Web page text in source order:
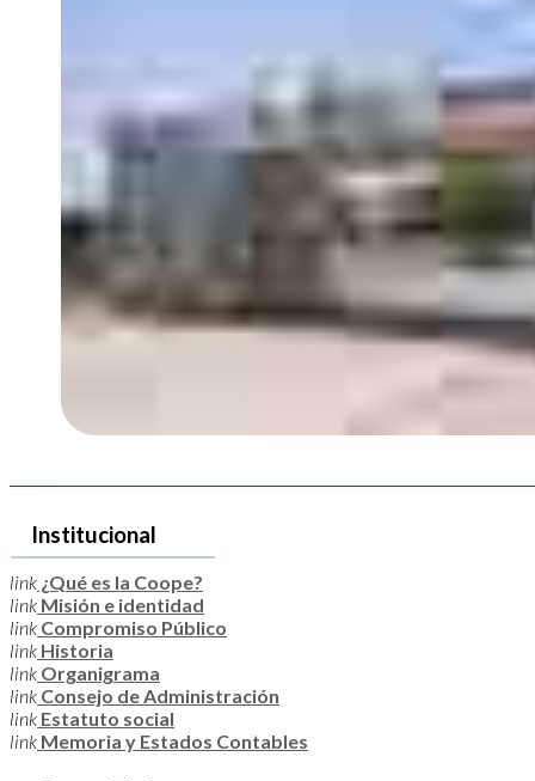
Institucional
link ¿Qué es la Coope?
link Misión e identidad
link Compromiso Público
link Historia
link Organigrama
link Consejo de Administración
link Estatuto social
link Memoria y Estados Contables